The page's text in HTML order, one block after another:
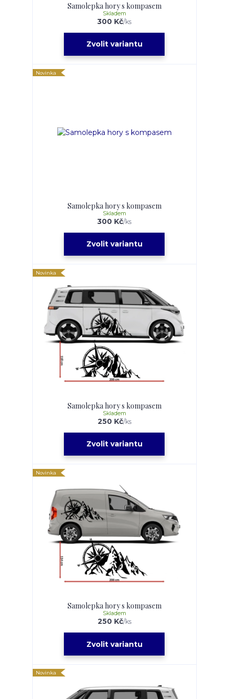
Samolepka hory s kompasem
300 Kč/ks
Skladem
Zvolit variantu
Novinka
Samolepka hory s kompasem
300 Kč/ks
Skladem
Zvolit variantu
Novinka
Samolepka hory s kompasem
250 Kč/ks
Skladem
Zvolit variantu
Novinka
Samolepka hory s kompasem
250 Kč/ks
Skladem
Zvolit variantu
Novinka